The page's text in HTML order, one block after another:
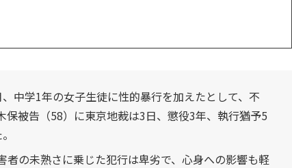
中学1年の女子生徒に性的暴行を加えたとして、不
被告（58）に東京地裁は3日、懲役3年、執行猶予5
の未熟さに乗じた犯行は卑劣で、心身への影響も軽